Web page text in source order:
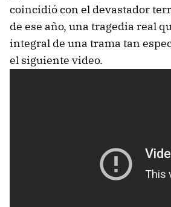
coincidió con el devastador
de ese año, una tragedia real
integral de una trama tan
el siguiente video.